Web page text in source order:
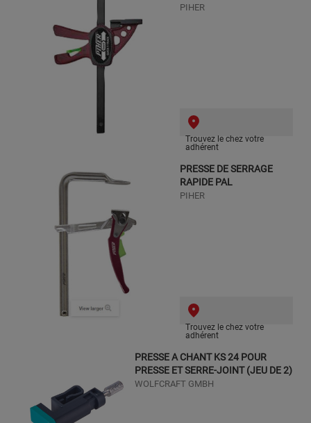
PIHER
Trouvez le chez votre
adhérent
PRESSE DE SERRAGE
RAPIDE PAL
PIHER
Trouvez le chez votre
adhérent
PRESSE A CHANT KS 24 POUR
PRESSE ET SERRE-JOINT (JEU DE 2)
WOLFCRAFT GMBH